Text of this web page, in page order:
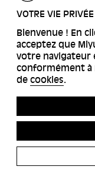
RETOUR
VOTRE VIE
Bienvenue ! En
acceptez que
votre navigateur
conformément
de cookies.